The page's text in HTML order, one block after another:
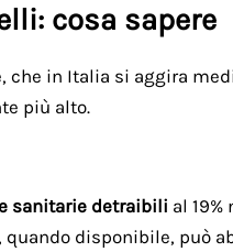
cosa sapere
che in Italia si aggira
più alto.
sanitarie detraibili al 19%
disponibile, può